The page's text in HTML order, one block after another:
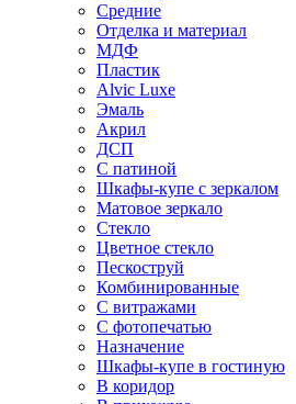
Средние
Отделка и материал
МДФ
Пластик
Alvic Luxe
Эмаль
Акрил
ДСП
С патиной
Шкафы-купе с зеркалом
Матовое зеркало
Стекло
Цветное стекло
Пескоструй
Комбинированные
С витражами
С фотопечатью
Назначение
Шкафы-купе в гостиную
В коридор